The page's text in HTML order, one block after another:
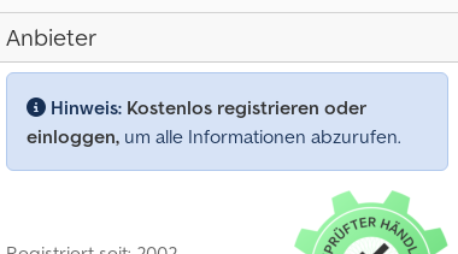
Anbieter
Hinweis: Kostenlos registrieren oder
einloggen, um alle Informationen abzurufen.